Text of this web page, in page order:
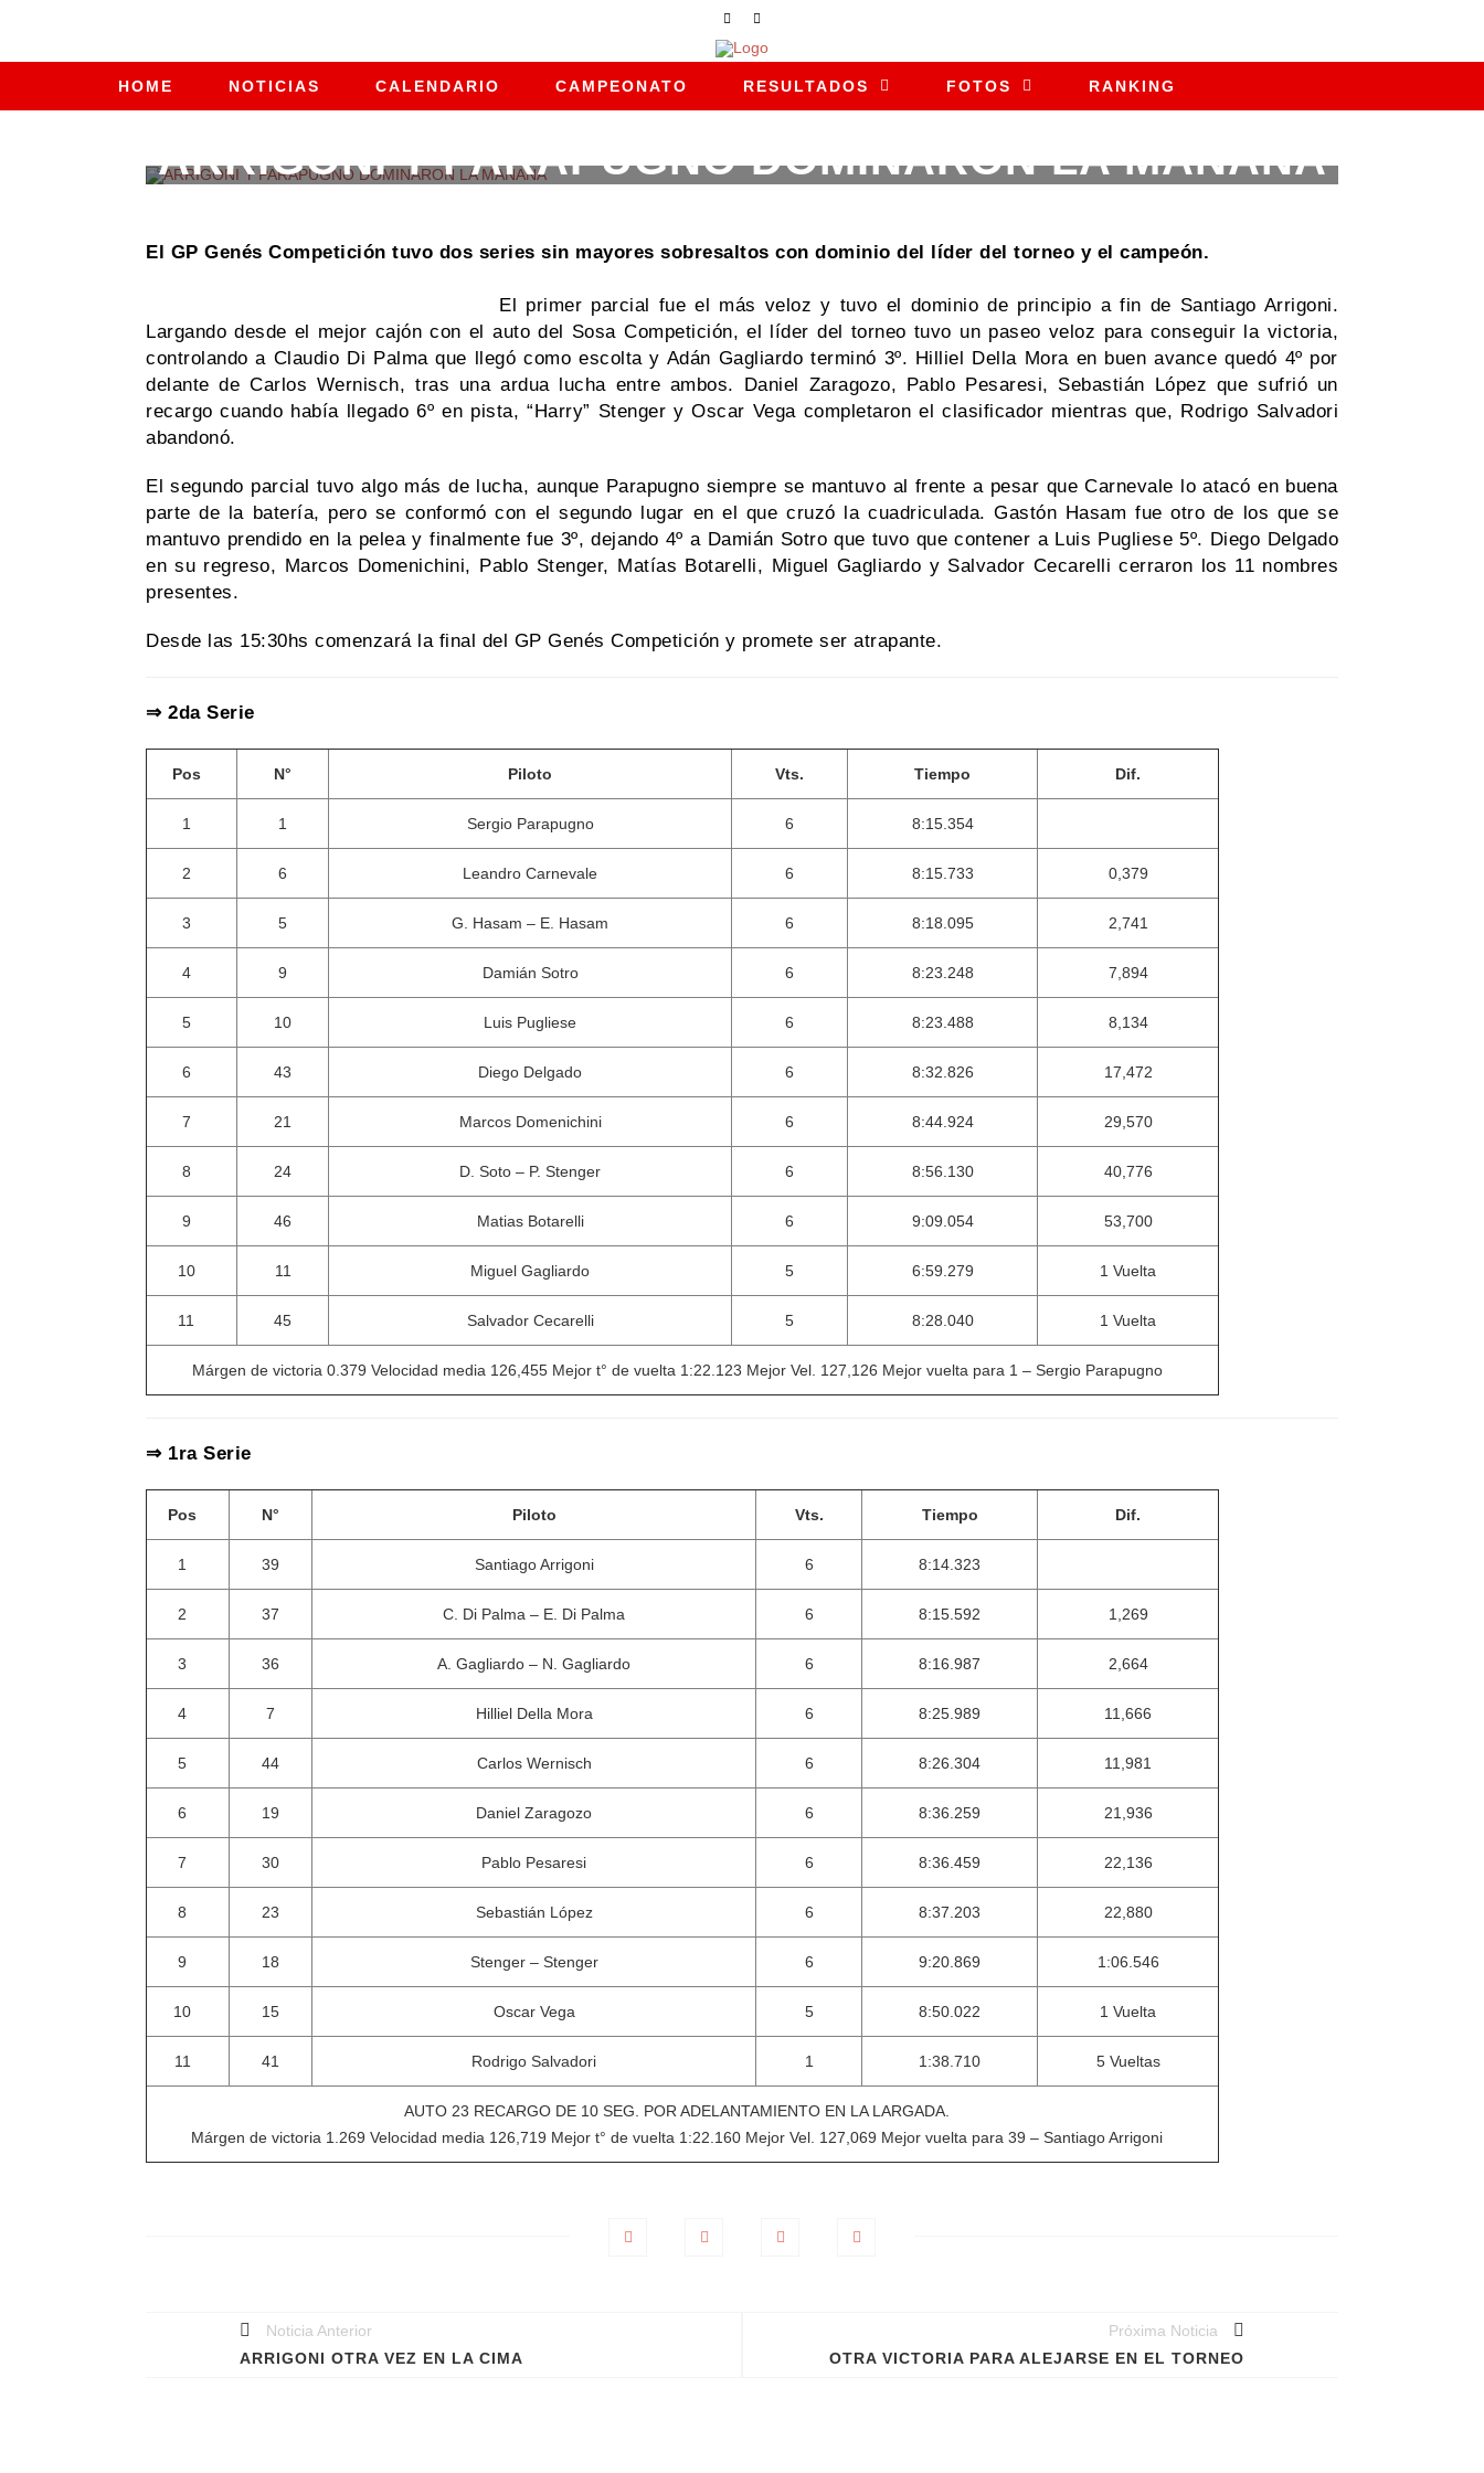
HOME NOTICIAS CALENDARIO CAMPEONATO RESULTADOS FOTOS RANKING
ARRIGONI Y PARAPUGNO DOMINARON LA MAÑANA
El GP Genés Competición tuvo dos series sin mayores sobresaltos con dominio del líder del torneo y el campeón.
El primer parcial fue el más veloz y tuvo el dominio de principio a fin de Santiago Arrigoni.
Largando desde el mejor cajón con el auto del Sosa Competición, el líder del torneo tuvo un paseo veloz para conseguir la victoria,
controlando a Claudio Di Palma que llegó como escolta y Adán Gagliardo terminó 3º. Hilliel Della Mora en buen avance quedó 4º por
delante de Carlos Wernisch, tras una ardua lucha entre ambos. Daniel Zaragozo, Pablo Pesaresi, Sebastián López que sufrió un
recargo cuando había llegado 6º en pista, “Harry” Stenger y Oscar Vega completaron el clasificador mientras que, Rodrigo Salvadori
abandonó.
El segundo parcial tuvo algo más de lucha, aunque Parapugno siempre se mantuvo al frente a pesar que Carnevale lo atacó en buena
parte de la batería, pero se conformó con el segundo lugar en el que cruzó la cuadriculada. Gastón Hasam fue otro de los que se
mantuvo prendido en la pelea y finalmente fue 3º, dejando 4º a Damián Sotro que tuvo que contener a Luis Pugliese 5º. Diego Delgado
en su regreso, Marcos Domenichini, Pablo Stenger, Matías Botarelli, Miguel Gagliardo y Salvador Cecarelli cerraron los 11 nombres
presentes.
Desde las 15:30hs comenzará la final del GP Genés Competición y promete ser atrapante.
⇒ 2da Serie
Pos N° Piloto Vts. Tiempo Dif.
1 1 Sergio Parapugno 6 8:15.354
2 6 Leandro Carnevale 6 8:15.733 0,379
3 5 G. Hasam – E. Hasam 6 8:18.095 2,741
4 9 Damián Sotro 6 8:23.248 7,894
5 10 Luis Pugliese 6 8:23.488 8,134
6 43 Diego Delgado 6 8:32.826 17,472
7 21 Marcos Domenichini 6 8:44.924 29,570
8 24 D. Soto – P. Stenger 6 8:56.130 40,776
9 46 Matias Botarelli 6 9:09.054 53,700
10 11 Miguel Gagliardo 5 6:59.279 1 Vuelta
11 45 Salvador Cecarelli 5 8:28.040 1 Vuelta
Márgen de victoria 0.379 Velocidad media 126,455 Mejor t° de vuelta 1:22.123 Mejor Vel. 127,126 Mejor vuelta para 1 – Sergio Parapugno
⇒ 1ra Serie
Pos N° Piloto Vts. Tiempo Dif.
1 39 Santiago Arrigoni 6 8:14.323
2 37 C. Di Palma – E. Di Palma 6 8:15.592 1,269
3 36 A. Gagliardo – N. Gagliardo 6 8:16.987 2,664
4 7 Hilliel Della Mora 6 8:25.989 11,666
5 44 Carlos Wernisch 6 8:26.304 11,981
6 19 Daniel Zaragozo 6 8:36.259 21,936
7 30 Pablo Pesaresi 6 8:36.459 22,136
8 23 Sebastián López 6 8:37.203 22,880
9 18 Stenger – Stenger 6 9:20.869 1:06.546
10 15 Oscar Vega 5 8:50.022 1 Vuelta
11 41 Rodrigo Salvadori 1 1:38.710 5 Vueltas
AUTO 23 RECARGO DE 10 SEG. POR ADELANTAMIENTO EN LA LARGADA.
Márgen de victoria 1.269 Velocidad media 126,719 Mejor t° de vuelta 1:22.160 Mejor Vel. 127,069 Mejor vuelta para 39 – Santiago Arrigoni
Noticia Anterior
ARRIGONI OTRA VEZ EN LA CIMA
Próxima Noticia
OTRA VICTORIA PARA ALEJARSE EN EL TORNEO